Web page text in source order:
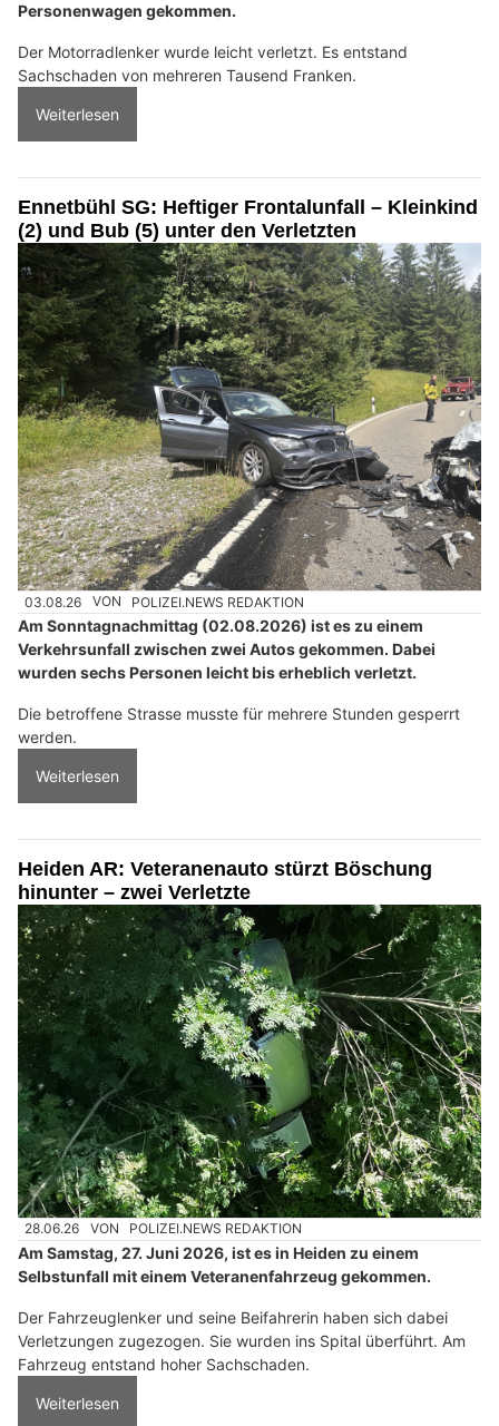
Personenwagen gekommen.
Der Motorradlenker wurde leicht verletzt. Es entstand
Sachschaden von mehreren Tausend Franken.
Weiterlesen
Ennetbühl SG: Heftiger Frontalunfall – Kleinkind
(2) und Bub (5) unter den Verletzten
03.08.26 VON POLIZEI.NEWS REDAKTION
Am Sonntagnachmittag (02.08.2026) ist es zu einem
Verkehrsunfall zwischen zwei Autos gekommen. Dabei
wurden sechs Personen leicht bis erheblich verletzt.
Die betroffene Strasse musste für mehrere Stunden gesperrt
werden.
Weiterlesen
Heiden AR: Veteranenauto stürzt Böschung
hinunter – zwei Verletzte
28.06.26 VON POLIZEI.NEWS REDAKTION
Am Samstag, 27. Juni 2026, ist es in Heiden zu einem
Selbstunfall mit einem Veteranenfahrzeug gekommen.
Der Fahrzeuglenker und seine Beifahrerin haben sich dabei
Verletzungen zugezogen. Sie wurden ins Spital überführt. Am
Fahrzeug entstand hoher Sachschaden.
Weiterlesen